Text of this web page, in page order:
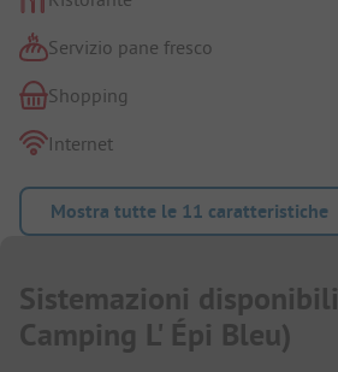
Servizio pane fresco
Shopping
Internet
Mostra tutte le 11 caratteristiche
Sistemazioni disponibili
Camping L' Épi Bleu)